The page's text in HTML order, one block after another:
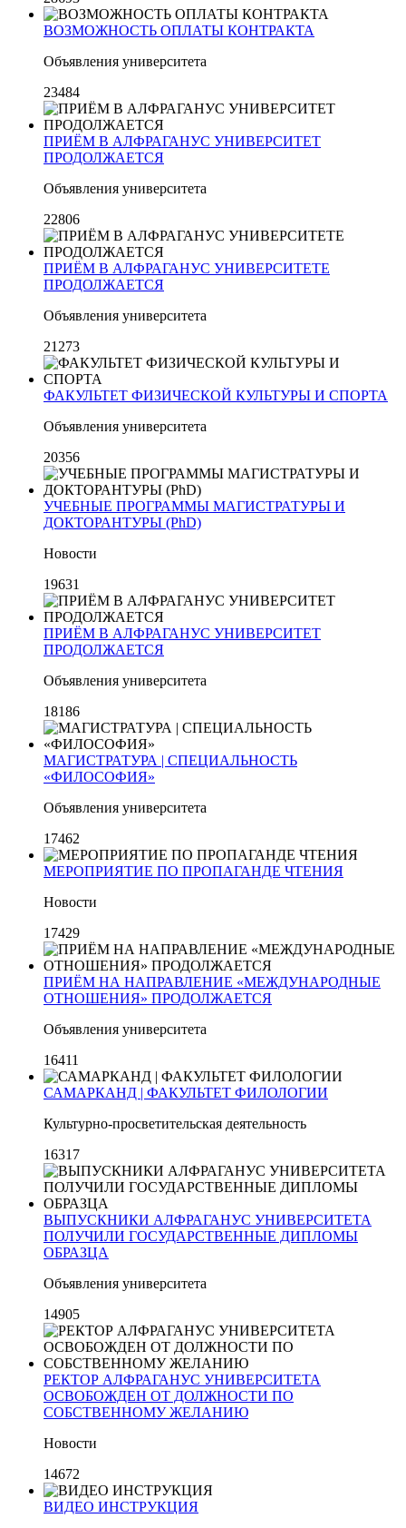
ВОЗМОЖНОСТЬ ОПЛАТЫ КОНТРАКТА
Объявления университета
23484
ПРИЁМ В АЛФРАГАНУС УНИВЕРСИТЕТ
ПРОДОЛЖАЕТСЯ
Объявления университета
22806
ПРИЁМ В АЛФРАГАНУС УНИВЕРСИТЕТЕ
ПРОДОЛЖАЕТСЯ
Объявления университета
21273
ФАКУЛЬТЕТ ФИЗИЧЕСКОЙ КУЛЬТУРЫ И СПОРТА
Объявления университета
20356
УЧЕБНЫЕ ПРОГРАММЫ МАГИСТРАТУРЫ И
ДОКТОРАНТУРЫ (PhD)
Новости
19631
ПРИЁМ В АЛФРАГАНУС УНИВЕРСИТЕТ
ПРОДОЛЖАЕТСЯ
Объявления университета
18186
МАГИСТРАТУРА | СПЕЦИАЛЬНОСТЬ
«ФИЛОСОФИЯ»
Объявления университета
17462
МЕРОПРИЯТИЕ ПО ПРОПАГАНДЕ ЧТЕНИЯ
Новости
17429
ПРИЁМ НА НАПРАВЛЕНИЕ «МЕЖДУНАРОДНЫЕ
ОТНОШЕНИЯ» ПРОДОЛЖАЕТСЯ
Объявления университета
16411
САМАРКАНД | ФАКУЛЬТЕТ ФИЛОЛОГИИ
Культурно-просветительская деятельность
16317
ВЫПУСКНИКИ АЛФРАГАНУС УНИВЕРСИТЕТА
ПОЛУЧИЛИ ГОСУДАРСТВЕННЫЕ ДИПЛОМЫ
ОБРАЗЦА
Объявления университета
14905
РЕКТОР АЛФРАГАНУС УНИВЕРСИТЕТА
ОСВОБОЖДЕН ОТ ДОЛЖНОСТИ ПО
СОБСТВЕННОМУ ЖЕЛАНИЮ
Новости
14672
ВИДЕО ИНСТРУКЦИЯ